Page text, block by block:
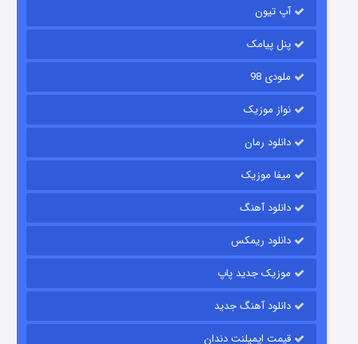
قسمت
آپ تیون
پنل پیامک
ملودی 98
نواز موزیک
دانلود رمان
میفا موزیک
دانلود آهنگ
دانلود ریمکس
موزیک جدید پاپ
دانلود آهنگ جدید
قیمت ایمپلنت دندان